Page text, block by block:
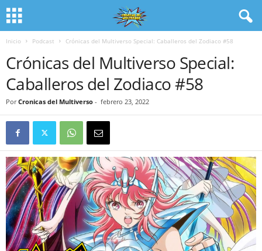
Inicio Podcast Crónicas del Multiverso Special: Caballeros del Zodiaco #58
Crónicas del Multiverso Special:
Caballeros del Zodiaco #58
Por Cronicas del Multiverso - febrero 23, 2022